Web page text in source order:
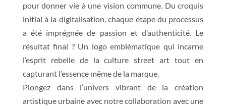
pour donner vie à une vision commune. Du croquis
initial à la digitalisation, chaque étape du processus
a été imprégnée de passion et d’authenticité. Le
résultat final ? Un logo emblématique qui incarne
l’esprit rebelle de la culture street art tout en
capturant l’essence même de la marque.
Plongez dans l’univers vibrant de la création
artistique urbaine avec notre collaboration avec une